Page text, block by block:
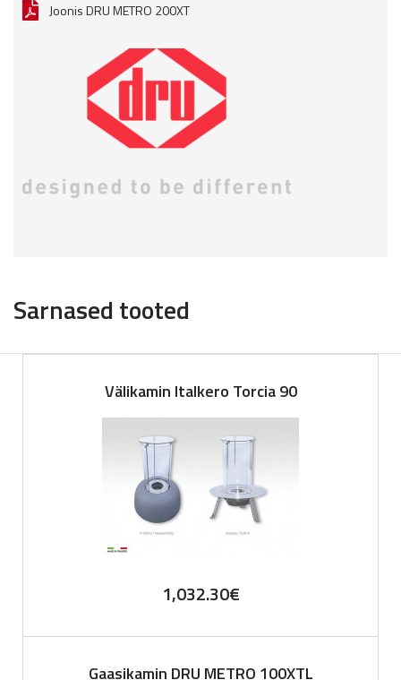
Joonis DRU METRO 200XT
Sarnased tooted
Välikamin Italkero Torcia 90
1,032.30€
Gaasikamin DRU METRO 100XTL